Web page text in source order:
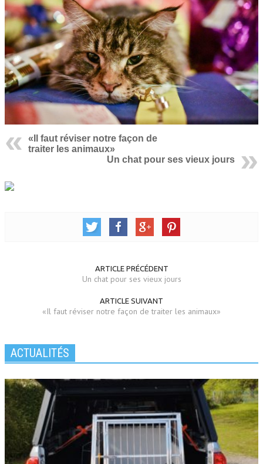
«Il faut réviser notre façon de
traiter les animaux»
Un chat pour ses vieux jours
ARTICLE PRÉCÉDENT
Un chat pour ses vieux jours
ARTICLE SUIVANT
«Il faut réviser notre façon de traiter les animaux»
ACTUALITÉS